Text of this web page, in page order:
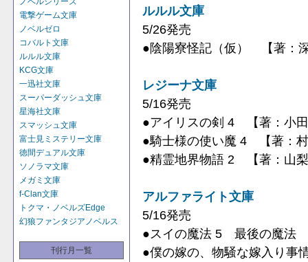
電撃ゲーム文庫
ノベルゼロ
コバルト文庫
ルルル文庫
KCG文庫
一迅社文庫
スーパーダッシュ文庫
星海社文庫
スマッシュ文庫
富士見ミステリー文庫
徳間デュアル文庫
ソノラマ文庫
メガミ文庫
f-Clan文庫
トクマ・ノベルズEdge
幻狼ファンタジアノベルス
刊行月一覧
ルルル文庫
5/26発売
●陰陽寮怪記（仮） 【著：
レジーナ文庫
5/16発売
●アイリスの剣 4 【著：小
●騎士様の使い魔 4 【著：
●精霊地界物語 2 【著：山
アルファライト文庫
5/16発売
●スイの魔法 5 最後の魔法
●僕の嫁の、物騒な嫁入り